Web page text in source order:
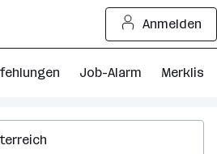
Anmelden
Job-Alarm Merkliste